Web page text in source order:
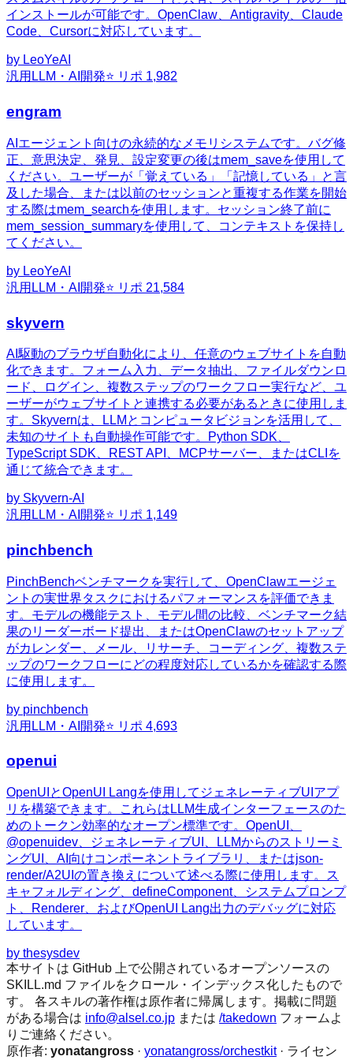
インストールが可能です。OpenClaw、Antigravity、Claude
Code、Cursorに対応しています。
by LeoYeAI
汎用 LLM・AI開発⭐ リポ 1,982
engram
AIエージェント向けの永続的なメモリシステムです。バグ修
正、意思決定、発見、設定変更の後はmem_saveを使用して
ください。ユーザーが「覚えている」「記憶している」と言
及した場合、または以前のセッションと重複する作業を開始
する際はmem_searchを使用します。セッション終了前に
mem_session_summaryを使用して、コンテキストを保持し
てください。
by LeoYeAI
汎用 LLM・AI開発⭐ リポ 21,584
skyvern
AI駆動のブラウザ自動化により、任意のウェブサイトを自動
化できます。フォーム入力、データ抽出、ファイルダウンロ
ード、ログイン、複数ステップのワークフロー実行など、ユ
ーザーがウェブサイトと連携する必要があるときに使用しま
す。Skyvernは、LLMとコンピュータビジョンを活用して、
未知のサイトも自動操作可能です。Python SDK、
TypeScript SDK、REST API、MCPサーバー、またはCLIを
通じて統合できます。
by Skyvern-AI
汎用 LLM・AI開発⭐ リポ 1,149
pinchbench
PinchBenchベンチマークを実行して、OpenClawエージェ
ントの実世界タスクにおけるパフォーマンスを評価できま
す。モデルの機能テスト、モデル間の比較、ベンチマーク結
果のリーダーボード提出、またはOpenClawのセットアップ
がカレンダー、メール、リサーチ、コーディング、複数ステ
ップのワークフローにどの程度対応しているかを確認する際
に使用します。
by pinchbench
汎用 LLM・AI開発⭐ リポ 4,693
openui
OpenUIとOpenUI Langを使用してジェネレーティブUIアプ
リを構築できます。これらはLLM生成インターフェースのた
めのトークン効率的なオープン標準です。OpenUI、
@openuidev、ジェネレーティブUI、LLMからのストリーミ
ングUI、AI向けコンポーネントライブラリ、またはjson-
render/A2UIの置き換えについて述べる際に使用します。ス
キャフォルディング、defineComponent、システムプロンプ
ト、Renderer、およびOpenUI Lang出力のデバッグに対応
しています。
by thesysdev
本サイトは GitHub 上で公開されているオープンソースの
SKILL.md ファイルをクロール・インデックス化したもので
す。 各スキルの著作権は原作者に帰属します。掲載に問題
がある場合は info@alsel.co.jp または /takedown フォームよ
りご連絡ください。
原作者: yonatangross · yonatangross/orchestkit · ライセン